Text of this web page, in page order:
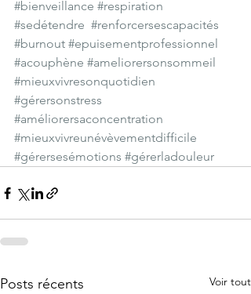
#bienveillance #respiration
#sedétendre #renforcersescapacités
#burnout #epuisementprofessionnel
#acouphène #ameliorersonsommeil
#mieuxvivresonquotidien
#gérersonstress
#améliorersaconcentration
#mieuxvivreunévèvementdifficile
#gérersesémotions #gérerladouleur
Posts récents Voir tout